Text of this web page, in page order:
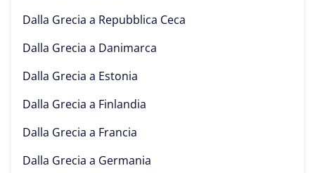
Dalla Grecia a Repubblica Ceca
Dalla Grecia a Danimarca
Dalla Grecia a Estonia
Dalla Grecia a Finlandia
Dalla Grecia a Francia
Dalla Grecia a Germania